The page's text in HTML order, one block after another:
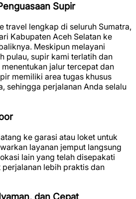
Supir
travel lengkap di seluruh Sumatra,
Kabupaten Aceh Selatan ke
Meskipun melayani
pulau, supir kami terlatih dan
jalur tercepat dan
memiliki area tugas khusus
sehingga perjalanan Anda selalu
ke garasi atau loket untuk
layanan jemput langsung
lain yang telah disepakati
lebih praktis dan